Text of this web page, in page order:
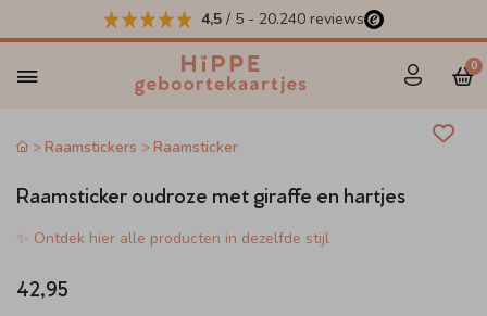
4,5 / 5 - 20.240 reviews
0
Raamstickers Raamsticker
Raamsticker oudroze met giraffe en hartjes
✨ Ontdek hier alle producten in dezelfde stijl
42,95